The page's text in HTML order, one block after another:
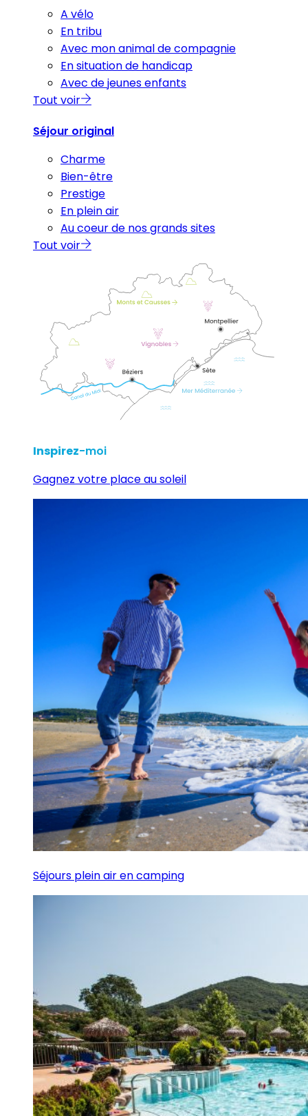
A vélo
En tribu
Avec mon animal de compagnie
En situation de handicap
Avec de jeunes enfants
Tout voir
Séjour original
Charme
Bien-être
Prestige
En plein air
Au coeur de nos grands sites
Tout voir
Inspirez-moi
Gagnez votre place au soleil
Séjours plein air en camping